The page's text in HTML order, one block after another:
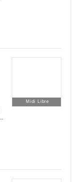
Midi Libre